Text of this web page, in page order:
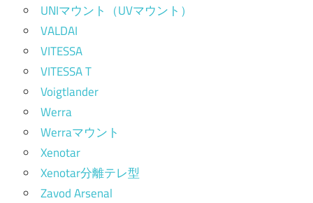
UNIマウント（UVマウント）
VALDAI
VITESSA
VITESSA T
Voigtlander
Werra
Werraマウント
Xenotar
Xenotar分離テレ型
Zavod Arsenal